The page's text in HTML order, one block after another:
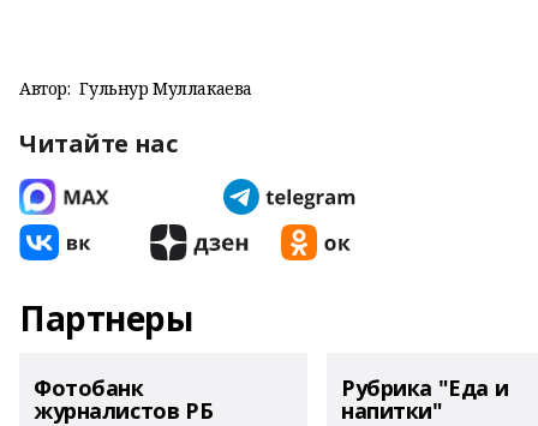
Автор: Гульнур Муллакаева
Читайте нас
Партнеры
Фотобанк
журналистов РБ
Рубрика "Еда и
напитки"